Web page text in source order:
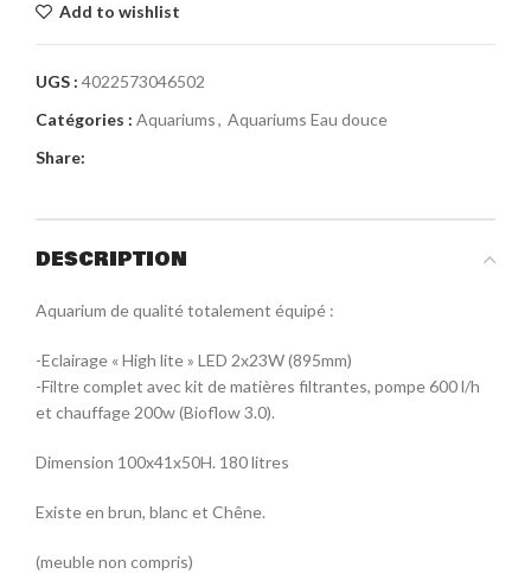
Add to wishlist
UGS : 4022573046502
Catégories : Aquariums, Aquariums Eau douce
Share:
DESCRIPTION
Aquarium de qualité totalement équipé :
-Eclairage « High lite » LED 2x23W (895mm)
-Filtre complet avec kit de matières filtrantes, pompe 600 l/h
et chauffage 200w (Bioflow 3.0).
Dimension 100x41x50H. 180 litres
Existe en brun, blanc et Chêne.
(meuble non compris)